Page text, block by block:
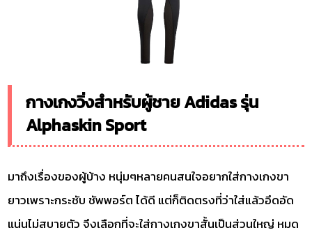
กางเกงวิ่งสำหรับผู้ชาย Adidas รุ่น
Alphaskin Sport
มาถึงเรื่องของผู้บ้าง หนุ่มๆหลายคนสนใจอยากใส่กางเกงขา
ยาวเพราะกระชับ ชัพพอร์ต ได้ดี แต่ก็ติดตรงที่ว่าใส่แล้วอึดอัด
แน่นไม่สบายตัว จึงเลือกที่จะใส่กางเกงขาสั้นเป็นส่วนใหญ่ หมด